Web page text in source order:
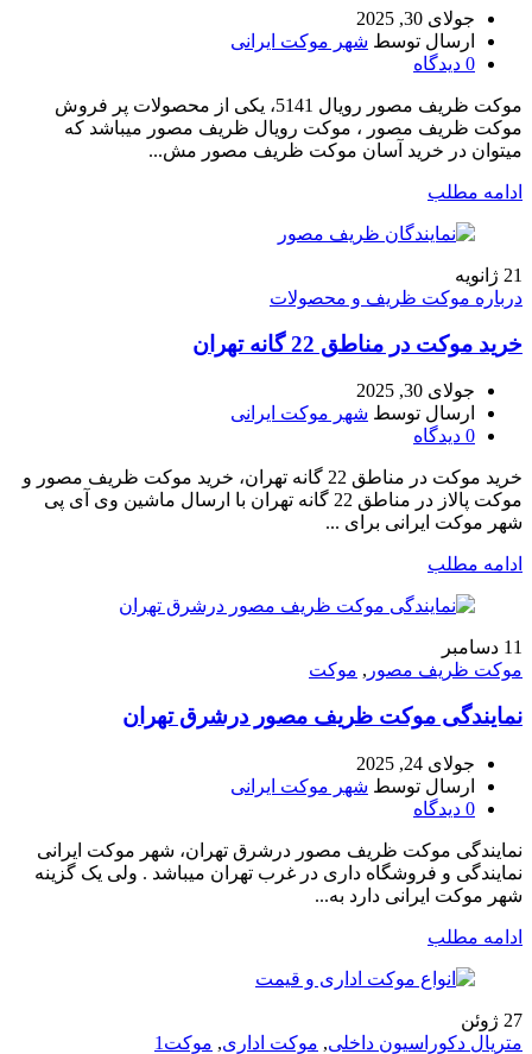
جولای 30, 2025
ارسال توسط شهر موکت ایرانی
0 دیدگاه
موکت ظریف مصور رویال 5141، یکی از محصولات پر فروش
موکت ظریف مصور ، موکت رویال ظریف مصور میباشد که
میتوان در خرید آسان موکت ظریف مصور مش...
ادامه مطلب
21 ژانویه
درباره موکت ظریف و محصولات
خرید موکت در مناطق 22 گانه تهران
جولای 30, 2025
ارسال توسط شهر موکت ایرانی
0 دیدگاه
خرید موکت در مناطق 22 گانه تهران، خرید موکت ظریف مصور و
موکت پالاز در مناطق 22 گانه تهران با ارسال ماشین وی آی پی
شهر موکت ایرانی برای ...
ادامه مطلب
11 دسامبر
موکت ظریف مصور , موکت
نمایندگی موکت ظریف مصور درشرق تهران
جولای 24, 2025
ارسال توسط شهر موکت ایرانی
0 دیدگاه
نمایندگی موکت ظریف مصور درشرق تهران، شهر موکت ایرانی
نمایندگی و فروشگاه داری در غرب تهران میباشد . ولی یک گزینه
شهر موکت ایرانی دارد به...
ادامه مطلب
27 ژوئن
متریال دکوراسیون داخلی, موکت اداری, موکت1